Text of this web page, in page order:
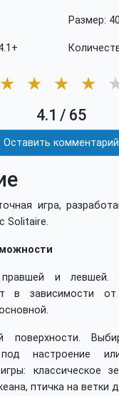
Размер:
★ ★ ★ ★
4.1 / 65
Оставить комментарий
игра,
Solitaire.
и левшей.
в зависимости
поверхности.
под настроение
классическое
птичка на ветки